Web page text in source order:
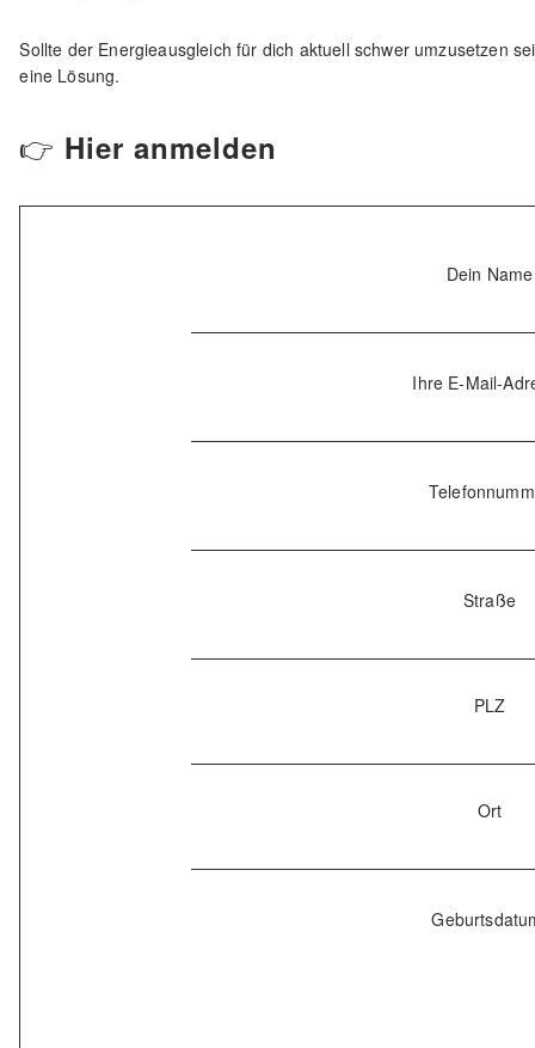
Sollte der Energieausgleich für dich aktuell schwer umzusetzen
eine Lösung.
👉 Hier anmelden
Dein Name
Ihre E-Mail-
Straße
PLZ
Ort